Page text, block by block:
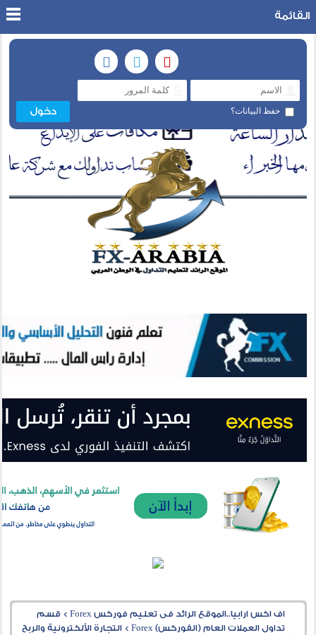
حفظ البيانات؟
القائمة
اف اكس ارابيا..الموقع الرائد فى تعليم فوركس Forex > قسم
تداول العملات العام (الفوركس) Forex
>التجارة الألكترونية والربح